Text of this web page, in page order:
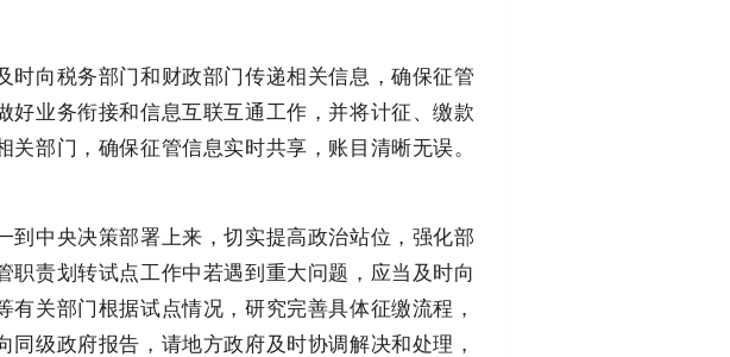
向税务部门和财政部门传递相关信息，确保征管
业务衔接和信息互联互通工作，并将计征、缴款
部门，确保征管信息实时共享，账目清晰无误。
中央决策部署上来，切实提高政治站位，强化部
责划转试点工作中若遇到重大问题，应当及时向
关部门根据试点情况，研究完善具体征缴流程，
级政府报告，请地方政府及时协调解决和处理，